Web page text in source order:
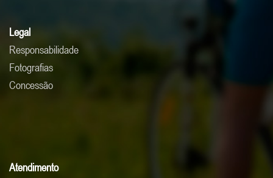
Legal
Responsabilidade
Fotografias
Concessão
Atendimento